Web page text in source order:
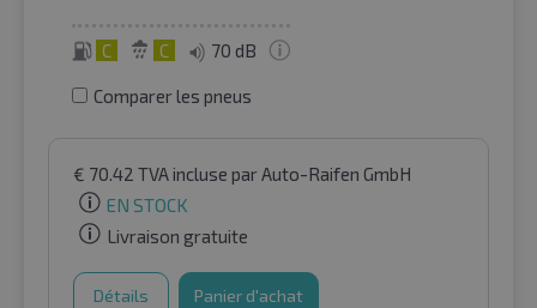
C C 70 dB
Comparer les pneus
€ 70.42 TVA incluse par Auto-Raifen GmbH
EN STOCK
Livraison gratuite
Détails Panier d'achat